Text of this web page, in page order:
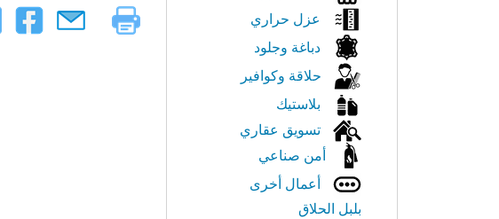
عزل حراري
دباغة وجلود
حلاقة وكوافير
بلاستيك
تسويق عقاري
أمن صناعي
أعمال أخرى
بلبل الحلاق